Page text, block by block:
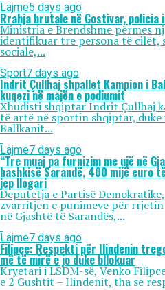
Lajme5 days ago
Rrahja brutale në Gostivar,
Ministria e Brendshme përmes
identifikuar tre persona të cilët,
sociale,...
Sport7 days ago
Indrit Çullhaj shpallet Kampion i
kuqezi në majën e podiumit
Xhudisti shqiptar Indrit Çullhaj
të artë në sportin shqiptar,
Ballkanit...
Lajme7 days ago
“Tre muaj pa furnizim me ujë në
bashkisë Sarandë, 400 mijë euro
jep llogari
Deputetja e Partisë
zvarritjen e punimeve për
në Gjashtë të Sarandës,...
Lajme7 days ago
Filipçe: Respekti për Ilindenin
më të mirë e jo duke bllokuar
Kryetari i LSDM-së, Venko
e 2 Gushtit – Ilindenit, tha se